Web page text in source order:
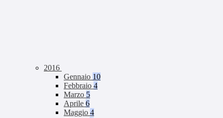
2016
Gennaio 10
Febbraio 4
Marzo 5
Aprile 6
Maggio 4